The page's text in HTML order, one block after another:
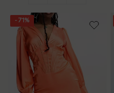
- 71%